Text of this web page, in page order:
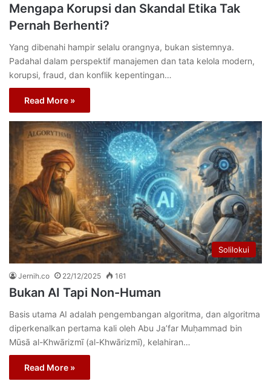
Mengapa Korupsi dan Skandal Etika Tak
Pernah Berhenti?
Yang dibenahi hampir selalu orangnya, bukan sistemnya.
Padahal dalam perspektif manajemen dan tata kelola modern,
korupsi, fraud, dan konflik kepentingan…
Read More »
Solilokui
Jernih.co 22/12/2025 161
Bukan AI Tapi Non-Human
Basis utama AI adalah pengembangan algoritma, dan algoritma
diperkenalkan pertama kali oleh Abu Ja’far Muḥammad bin
Mūsā al-Khwārizmī (al-Khwārizmī), kelahiran…
Read More »